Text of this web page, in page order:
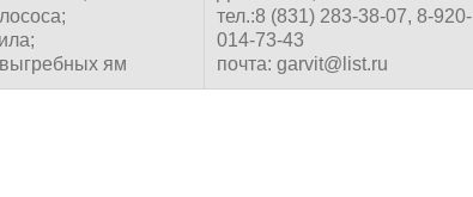
ям
тел.:8 (831) 283-38-07, 8-920-
014-73-43
почта: garvit@list.ru